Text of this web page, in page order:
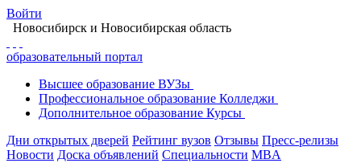
Войти
Новосибирск и Новосибирская область
образовательный портал
Высшее образование ВУЗы
Профессиональное образование Колледжи
Дополнительное образование Курсы
Дни открытых дверей Рейтинг вузов Отзывы Пресс-релизы
Новости Доска объявлений Специальности MBA